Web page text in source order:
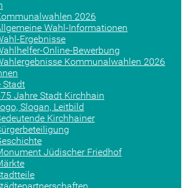
2026
Wahl-Informationen
Ergebnisse
Online-Bewerbung
Kommunalwahlen 2026
Stadt
Jahre Stadt Kirchhain
Slogan, Leitbild
Kirchhainer
Jüdischer Friedhof